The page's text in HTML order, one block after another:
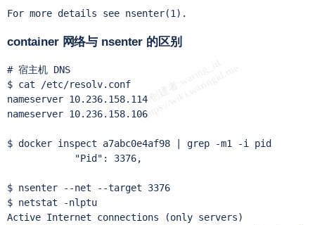
For more details see nsenter(1).
container 网络与 nsenter 的区别
# 宿主机 DNS
$ cat /etc/resolv.conf
nameserver 10.236.158.114
nameserver 10.236.158.106
$ docker inspect a7abc0e4af98 | grep -m1 -i pid
            "Pid": 3376,
$ nsenter --net --target 3376
$ netstat -nlptu
Active Internet connections (only servers)